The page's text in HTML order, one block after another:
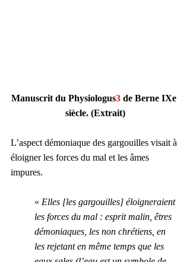
Manuscrit du Physiologus3 de Berne IXe
siècle. (Extrait)
L’aspect démoniaque des gargouilles visait à
éloigner les forces du mal et les âmes
impures.
« Elles [les gargouilles] éloigneraient
les forces du mal : esprit malin, êtres
démoniaques, les non chrétiens, en
les rejetant en même temps que les